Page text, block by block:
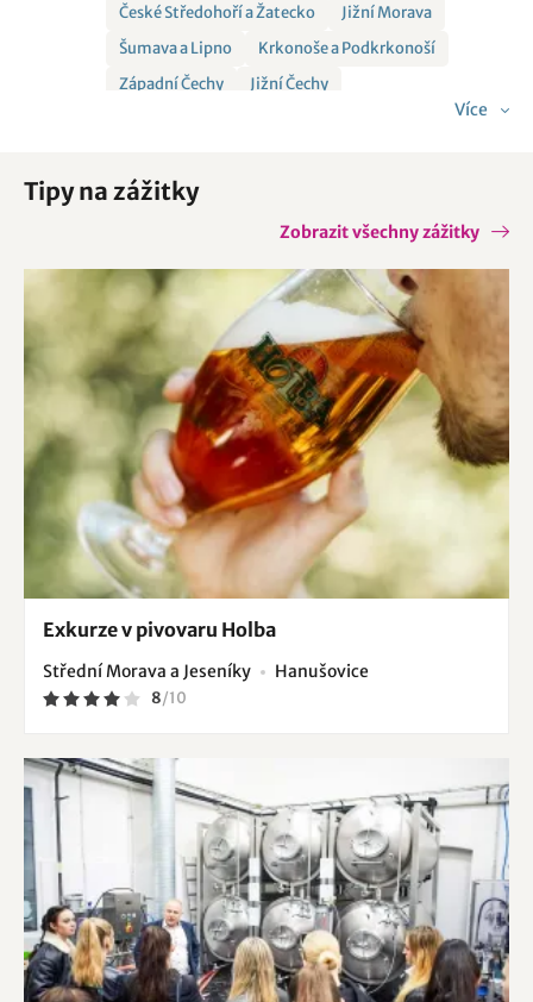
České Středohoří a Žatecko
Jižní Morava
Šumava a Lipno
Krkonoše a Podkrkonoší
Západní Čechy
Jižní Čechy
Více
Tipy na zážitky
Zobrazit všechny zážitky
Exkurze v pivovaru Holba
Střední Morava a Jeseníky Hanušovice
8/10